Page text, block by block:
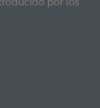
por los